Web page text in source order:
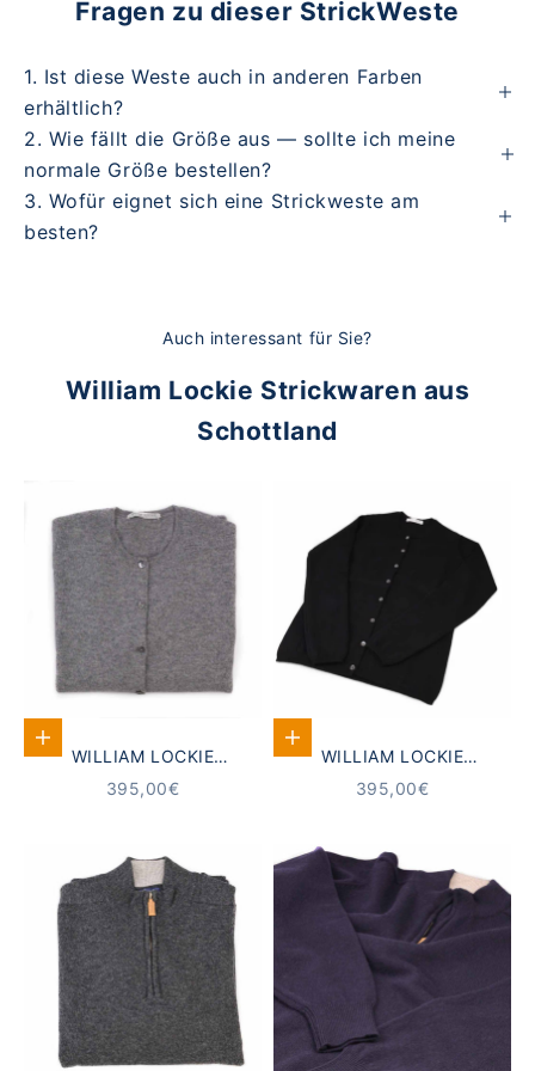
Fragen zu dieser StrickWeste
1. Ist diese Weste auch in anderen Farben
erhältlich?
2. Wie fällt die Größe aus — sollte ich meine
normale Größe bestellen?
3. Wofür eignet sich eine Strickweste am
besten?
Auch interessant für Sie?
William Lockie Strickwaren aus
Schottland
Optionen auswählen
WILLIAM LOCKIE
KASCHMIR STRICKJACKE
ANGEBOT
395,00€
Optionen auswählen
WILLIAM LOCKIE
KASCHMIR STRICKJACKE
ANGEBOT
395,00€